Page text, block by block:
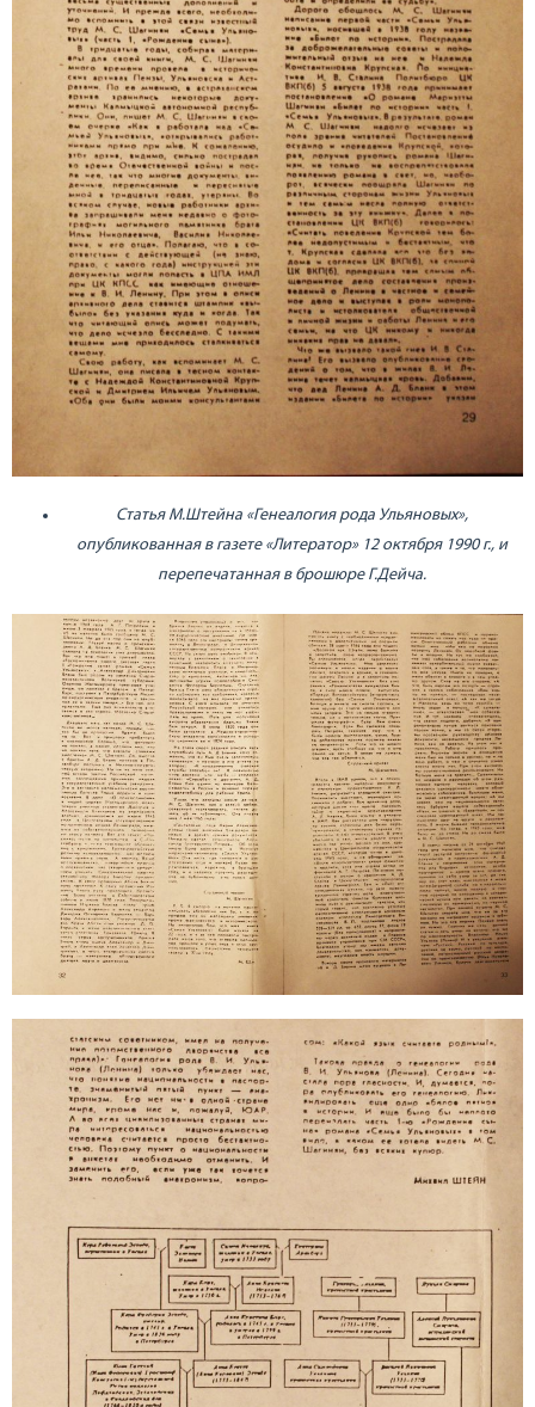
Статья М.Штейна «Генеалогия рода Ульяновых»,
опубликованная в газете «Литератор» 12 октября 1990 г., и
перепечатанная в брошюре Г.Дейча.